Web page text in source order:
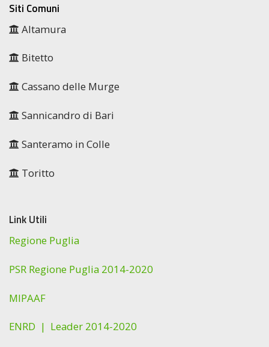
Siti Comuni
Altamura
Bitetto
Cassano delle Murge
Sannicandro di Bari
Santeramo in Colle
Toritto
Link Utili
Regione Puglia
PSR Regione Puglia 2014-2020
MIPAAF
ENRD | Leader 2014-2020